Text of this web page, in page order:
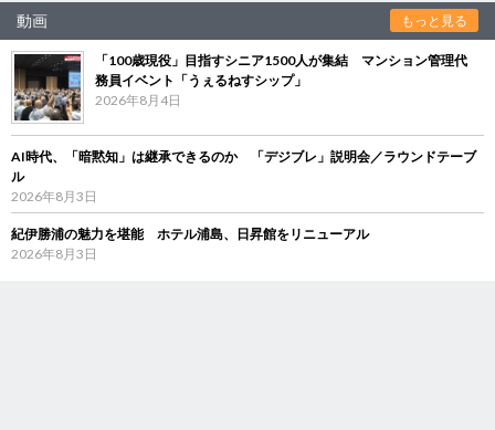
動画 もっと見る
「100歳現役」目指すシニア1500人が集結 マンション管理代
務員イベント「うぇるねすシップ」
2026年8月4日
AI時代、「暗黙知」は継承できるのか 「デジブレ」説明会／ラウンドテーブ
ル
2026年8月3日
紀伊勝浦の魅力を堪能 ホテル浦島、日昇館をリニューアル
2026年8月3日